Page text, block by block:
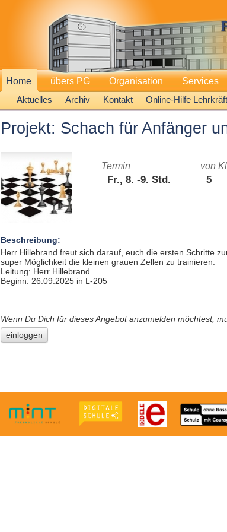
Home
Aktuelles
Archiv Kontakt Online-Hilfe
übers PG Organisation Services
Projekt: Schach für Anfänger
Termin
Fr., 8. -9. Std.
von
5
Beschreibung:
Herr Hillebrand freut sich darauf, euch die ersten Schritte
super Möglichkeit die kleinen grauen Zellen zu trainieren.
Leitung: Herr Hillebrand
Beginn: 26.09.2025 in L-205
Wenn Du Dich für dieses Angebot anzumelden möchtest,
einloggen